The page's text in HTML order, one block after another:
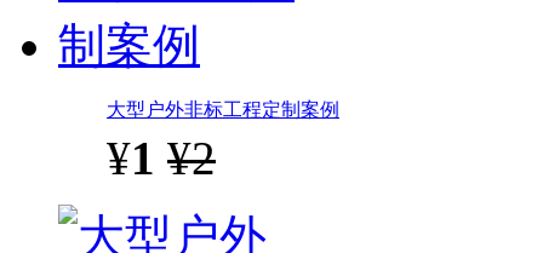
大型户外非标工程定制案例
¥1 ¥2